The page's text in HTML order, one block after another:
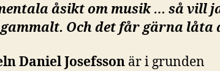
åsikt om musik … så vill
Och det får gärna låta
Daniel Josefsson är i grunden